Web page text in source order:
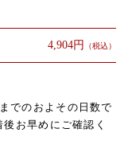
4,904円 （税込）
でのおよその日数で
お早めにご確認く